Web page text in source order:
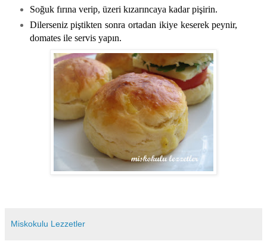
Soğuk fırına verip, üzeri kızarıncaya kadar pişirin.
Dilerseniz piştikten sonra ortadan ikiye keserek peynir,
domates ile servis yapın.
Miskokulu Lezzetler